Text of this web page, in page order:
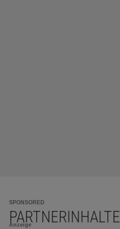
SPONSORED
PARTNERINHALTE
Anzeige